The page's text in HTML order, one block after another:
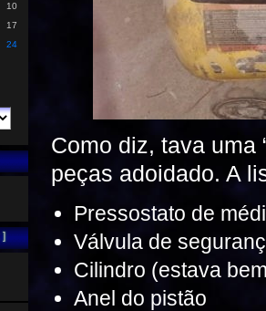
Como diz, tava uma
peças adoidado. A
Pressostato de
Válvula de
Cilindro (estava
Anel do pistão
10
17
24